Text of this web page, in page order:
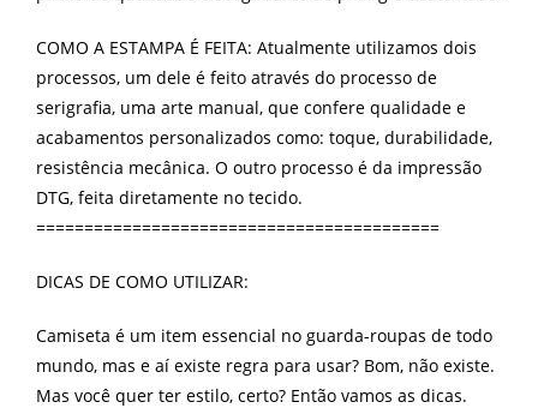
COMO A ESTAMPA É FEITA: Atualmente utilizamos dois
processos, um dele é feito através do processo de
serigrafia, uma arte manual, que confere qualidade e
acabamentos personalizados como: toque, durabilidade,
resistência mecânica. O outro processo é da impressão
DTG, feita diretamente no tecido.
==========================================
DICAS DE COMO UTILIZAR:
Camiseta é um item essencial no guarda-roupas de todo
mundo, mas e aí existe regra para usar? Bom, não existe.
Mas você quer ter estilo, certo? Então vamos as dicas.